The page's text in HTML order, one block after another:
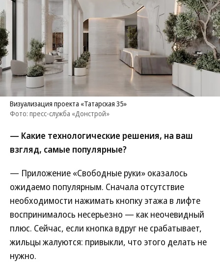
Визуализация проекта «Татарская 35»
Фото: пресс-служба «Донстрой»
— Какие технологические решения, на ваш
взгляд, самые популярные?
— Приложение «Свободные руки» оказалось
ожидаемо популярным. Сначала отсутствие
необходимости нажимать кнопку этажа в лифте
воспринималось несерьезно — как неочевидный
плюс. Сейчас, если кнопка вдруг не срабатывает,
жильцы жалуются: привыкли, что этого делать не
нужно.